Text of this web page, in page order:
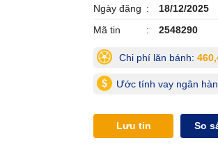
Ngày đăng
18/12/2025
Mã tin
2548290
Chi phí lăn bánh:
Ước tính vay ngân
Lưu tin So